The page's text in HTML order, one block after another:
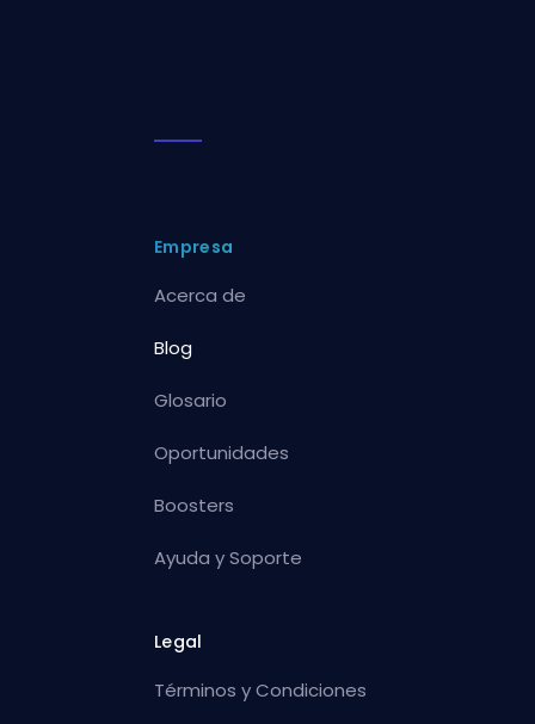
Empresa
Acerca de
Blog
Glosario
Oportunidades
Boosters
Ayuda y Soporte
Legal
Términos y Condiciones